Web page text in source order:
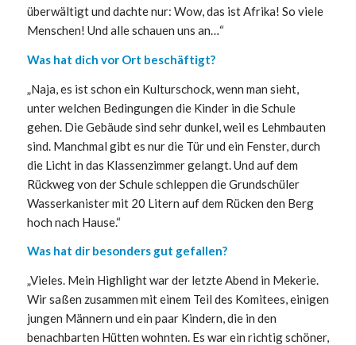
überwältigt und dachte nur: Wow, das ist Afrika! So viele
Menschen! Und alle schauen uns an…“
Was hat dich vor Ort beschäftigt?
„Naja, es ist schon ein Kulturschock, wenn man sieht,
unter welchen Bedingungen die Kinder in die Schule
gehen. Die Gebäude sind sehr dunkel, weil es Lehmbauten
sind. Manchmal gibt es nur die Tür und ein Fenster, durch
die Licht in das Klassenzimmer gelangt. Und auf dem
Rückweg von der Schule schleppen die Grundschüler
Wasserkanister mit 20 Litern auf dem Rücken den Berg
hoch nach Hause.“
Was hat dir besonders gut gefallen?
„Vieles. Mein Highlight war der letzte Abend in Mekerie.
Wir saßen zusammen mit einem Teil des Komitees, einigen
jungen Männern und ein paar Kindern, die in den
benachbarten Hütten wohnten. Es war ein richtig schöner,